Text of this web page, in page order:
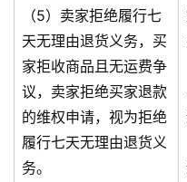
（5）卖家拒绝履行七
天无理由退货义务，买
家拒收商品且无运费争
议，卖家拒绝买家退款
的维权申请，视为拒绝
履行七天无理由退货义
务。